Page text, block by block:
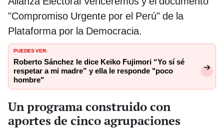
"Compromiso Urgente por el Perú" de la
Plataforma por la Democracia.
PUEDES VER:
Roberto Sánchez le dice Keiko Fujimori “Yo sí sé
respetar a mi madre” y ella le responde "poco
hombre"
Un programa construido con
aportes de cinco agrupaciones